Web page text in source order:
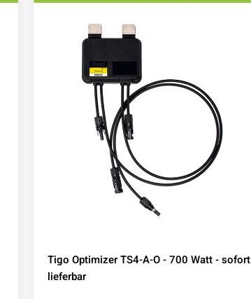
Tigo Optimizer TS4-A-O - 700 Watt - sofort
lieferbar